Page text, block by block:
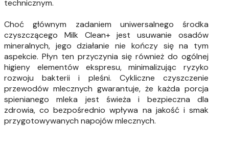
technicznym.
Choć głównym zadaniem uniwersalnego środka
czyszczącego Milk Clean+ jest usuwanie osadów
mineralnych, jego działanie nie kończy się na tym
aspekcie. Płyn ten przyczynia się również do ogólnej
higieny elementów ekspresu, minimalizując ryzyko
rozwoju bakterii i pleśni. Cykliczne czyszczenie
przewodów mlecznych gwarantuje, że każda porcja
spienianego mleka jest świeża i bezpieczna dla
zdrowia, co bezpośrednio wpływa na jakość i smak
przygotowywanych napojów mlecznych.